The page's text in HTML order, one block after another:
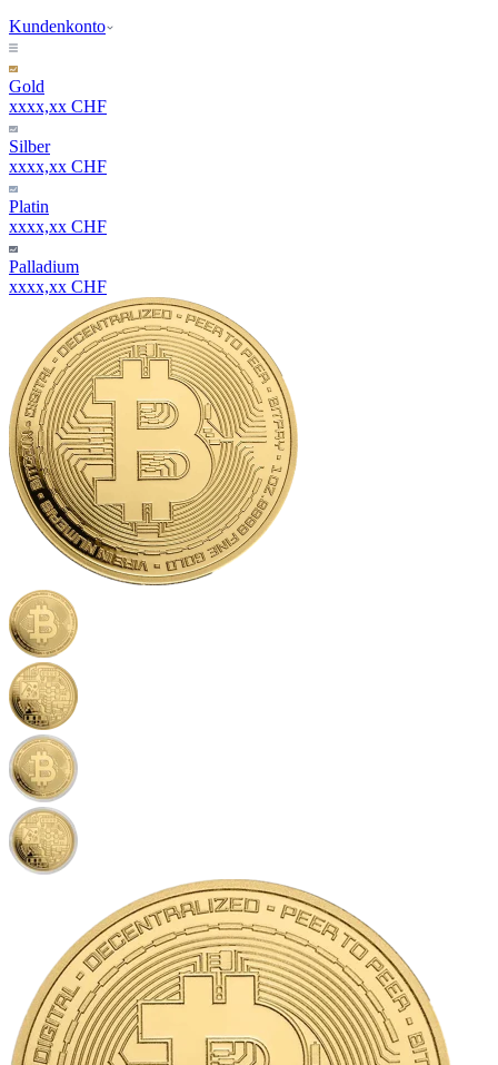
Kundenkonto
Gold
xxxx,xx CHF
Silber
xxxx,xx CHF
Platin
xxxx,xx CHF
Palladium
xxxx,xx CHF